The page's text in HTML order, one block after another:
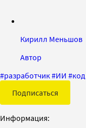
Кирилл Меньшов
Автор
#разработчик#ИИ #код
Подписаться
Информация: